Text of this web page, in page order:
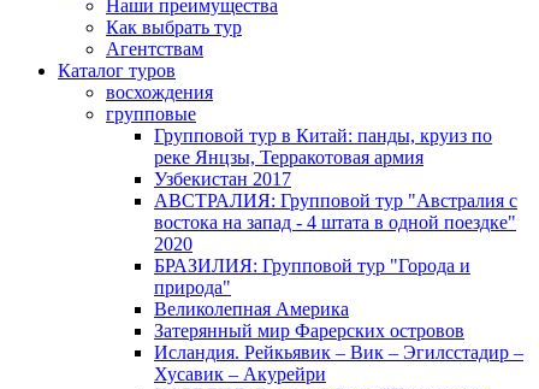
Наши преимущества
Как выбрать тур
Агентствам
Каталог туров
восхождения
групповые
Групповой тур в Китай: панды, круиз по
реке Янцзы, Терракотовая армия
Узбекистан 2017
АВСТРАЛИЯ: Групповой тур "Австралия с
востока на запад - 4 штата в одной поездке"
2020
БРАЗИЛИЯ: Групповой тур "Города и
природа"
Великолепная Америка
Затерянный мир Фарерских островов
Исландия. Рейкьявик – Вик – Эгилсстадир –
Хусавик – Акурейри